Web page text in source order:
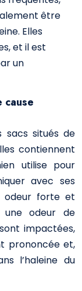
être
Elles
et il est
un
cause
sacs situés de
contiennent
utilise pour
avec ses
odeur forte et
une odeur de
impactées,
prononcée et,
l’haleine du